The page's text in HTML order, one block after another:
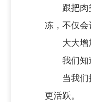
跟把
冻，不仅会
大大
我们知
当我
更活跃。